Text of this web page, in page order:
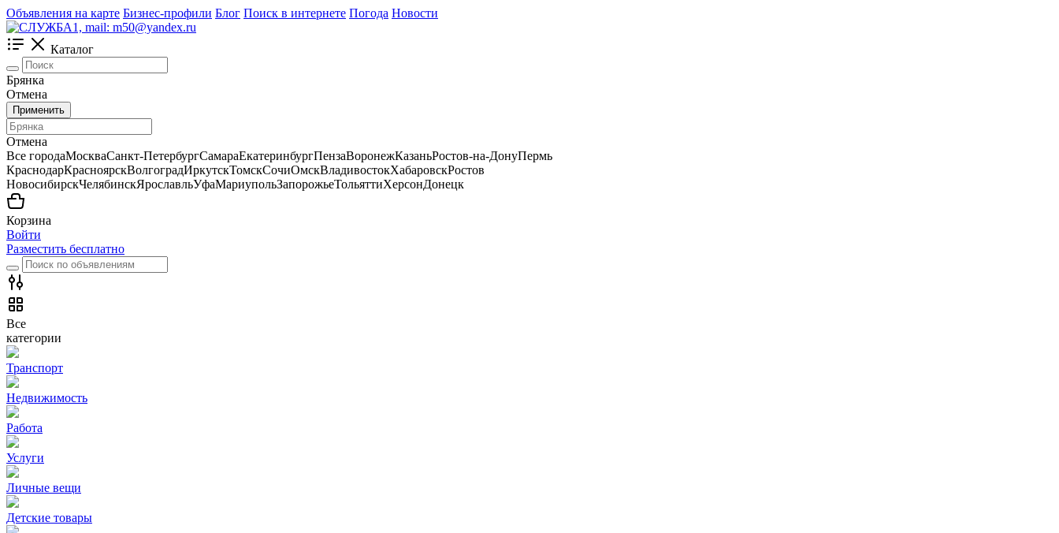
Объявления на карте Бизнес-профили Блог Поиск в интернете Погода Новости
Каталог
Брянка
Отмена
Применить
Отмена
Все городаМоскваСанкт-ПетербургСамараЕкатеринбургПензаВоронежКазаньРостов-на-ДонуПермь
КраснодарКрасноярскВолгоградИркутскТомскСочиОмскВладивостокХабаровскРостов
НовосибирскЧелябинскЯрославльУфаМариупольЗапорожьеТольяттиХерсонДонецк
Корзина
Войти
Разместить бесплатно
Все
категории
Транспорт
Недвижимость
Работа
Услуги
Личные вещи
Детские товары